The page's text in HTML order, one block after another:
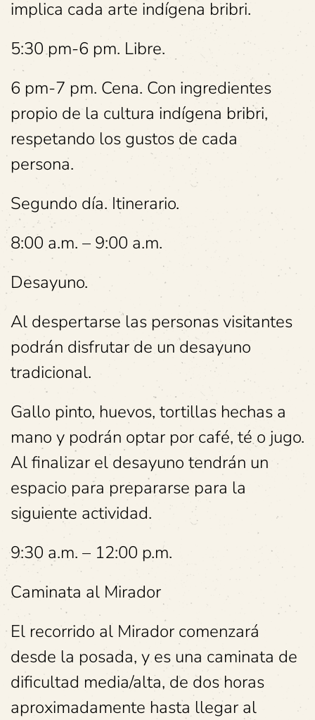
implica cada arte indígena bribri.
5:30 pm-6 pm. Libre.
6 pm-7 pm. Cena. Con ingredientes
propio de la cultura indígena bribri,
respetando los gustos de cada
persona.
Segundo día. Itinerario.
8:00 a.m. – 9:00 a.m.
Desayuno.
Al despertarse las personas visitantes
podrán disfrutar de un desayuno
tradicional.
Gallo pinto, huevos, tortillas hechas a
mano y podrán optar por café, té o jugo.
Al finalizar el desayuno tendrán un
espacio para prepararse para la
siguiente actividad.
9:30 a.m. – 12:00 p.m.
Caminata al Mirador
El recorrido al Mirador comenzará
desde la posada, y es una caminata de
dificultad media/alta, de dos horas
aproximadamente hasta llegar al